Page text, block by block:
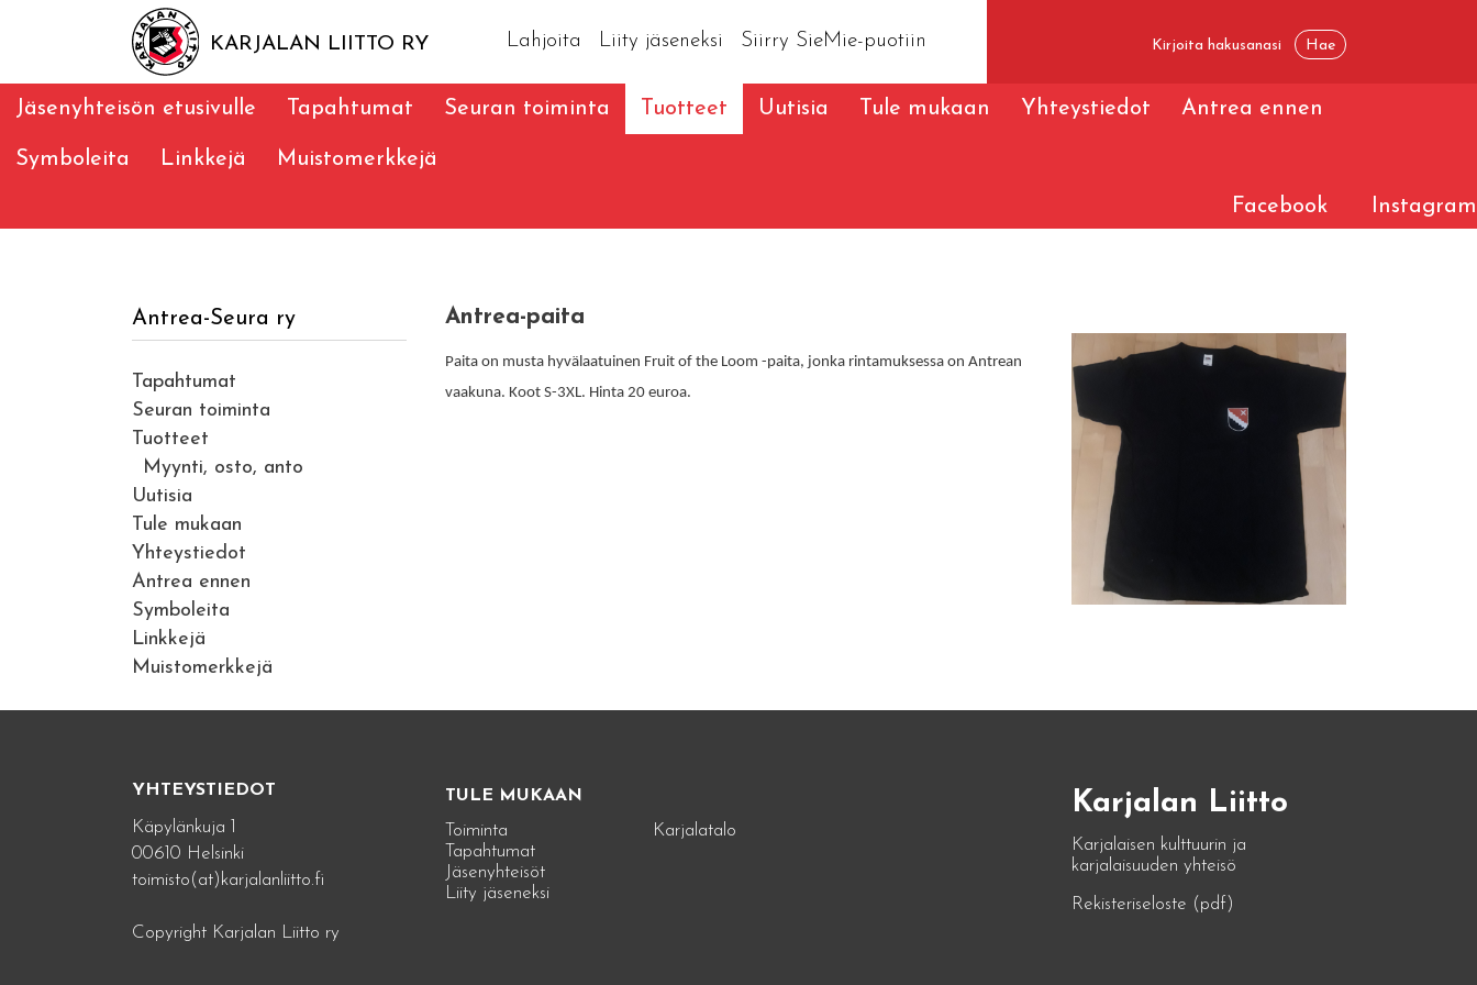
KARJALAN LIITTO RY Lahjoita Liity jäseneksi Siirry SieMie-puotiin
Jäsenyhteisön etusivulle Tapahtumat Seuran toiminta Tuotteet Uutisia Tule mukaan Yhteystiedot Antrea ennen
Symboleita Linkkejä Muistomerkkejä
Facebook Instagram
Antrea-Seura ry
Tapahtumat
Seuran toiminta
Tuotteet
Myynti, osto, anto
Uutisia
Tule mukaan
Yhteystiedot
Antrea ennen
Symboleita
Linkkejä
Muistomerkkejä
Antrea-paita
Paita on musta hyvälaatuinen Fruit of the Loom -paita, jonka rintamuksessa on Antrean
vaakuna. Koot S-3XL. Hinta 20 euroa.
YHTEYSTIEDOT
Käpylänkuja 1
00610 Helsinki
toimisto(at)karjalanliitto.fi
Copyright Karjalan Liitto ry
TULE MUKAAN
Toiminta
Tapahtumat
Jäsenyhteisöt
Liity jäseneksi
Karjalatalo
Karjalan Liitto
Karjalaisen kulttuurin ja
karjalaisuuden yhteisö
Rekisteriseloste (pdf)